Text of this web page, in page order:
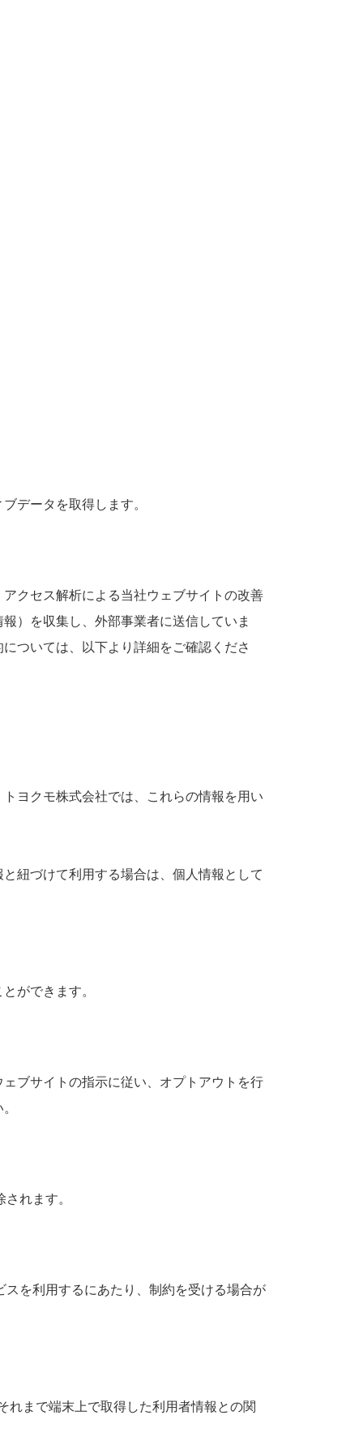
データを取得します。
クセス解析による当社ウェブサイトの改善
）を収集し、外部事業者に送信していま
ついては、以下より詳細をご確認くださ
ヨクモ株式会社では、これらの情報を用い
紐づけて利用する場合は、個人情報として
ができます。
ブサイトの指示に従い、オプトアウトを行
れます。
を利用するにあたり、制約を受ける場合が
れまで端末上で取得した利用者情報との関